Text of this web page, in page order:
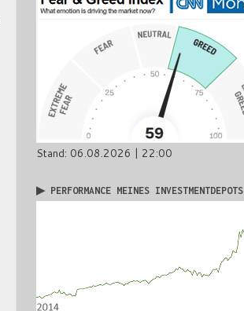
Stand: 06.08.2026 | 22:00
▶ PERFORMANCE MEINES INVESTMENTDEPOTS